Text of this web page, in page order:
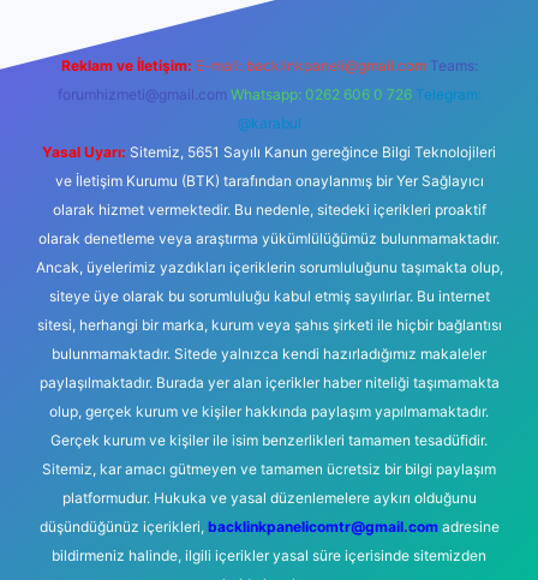
Reklam ve İletişim: E-mail: backlinkpaneli@gmail.com Teams:
forumhizmeti@gmail.com Whatsapp: 0262 606 0 726 Telegram:
@karabul
Yasal Uyarı: Sitemiz, 5651 Sayılı Kanun gereğince Bilgi Teknolojileri
ve İletişim Kurumu (BTK) tarafından onaylanmış bir Yer Sağlayıcı
olarak hizmet vermektedir. Bu nedenle, sitedeki içerikleri proaktif
olarak denetleme veya araştırma yükümlülüğümüz bulunmamaktadır.
Ancak, üyelerimiz yazdıkları içeriklerin sorumluluğunu taşımakta olup,
siteye üye olarak bu sorumluluğu kabul etmiş sayılırlar. Bu internet
sitesi, herhangi bir marka, kurum veya şahıs şirketi ile hiçbir bağlantısı
bulunmamaktadır. Sitede yalnızca kendi hazırladığımız makaleler
paylaşılmaktadır. Burada yer alan içerikler haber niteliği taşımamakta
olup, gerçek kurum ve kişiler hakkında paylaşım yapılmamaktadır.
Gerçek kurum ve kişiler ile isim benzerlikleri tamamen tesadüfidir.
Sitemiz, kar amacı gütmeyen ve tamamen ücretsiz bir bilgi paylaşım
platformudur. Hukuka ve yasal düzenlemelere aykırı olduğunu
düşündüğünüz içerikleri, backlinkpanelicomtr@gmail.comadresine
bildirmeniz halinde, ilgili içerikler yasal süre içerisinde sitemizden